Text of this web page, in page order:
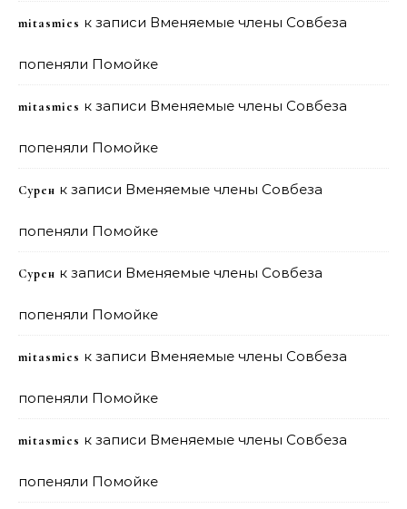
mitasmies к записи Вменяемые члены Совбеза
попеняли Помойке
mitasmies к записи Вменяемые члены Совбеза
попеняли Помойке
Сурен к записи Вменяемые члены Совбеза
попеняли Помойке
Сурен к записи Вменяемые члены Совбеза
попеняли Помойке
mitasmies к записи Вменяемые члены Совбеза
попеняли Помойке
mitasmies к записи Вменяемые члены Совбеза
попеняли Помойке